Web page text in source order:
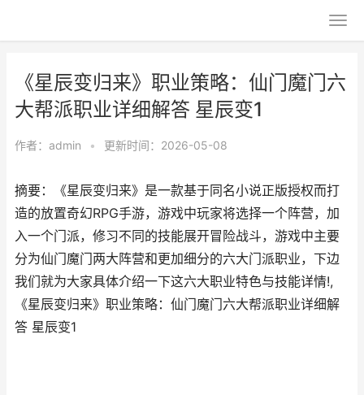
《星辰变归来》职业策略：仙门魔门六
大帮派职业详细解答 星辰变1
作者： admin • 更新时间：2026-05-08
摘要：《星辰变归来》是一款基于同名小说正版授权而打
造的放置奇幻RPG手游，游戏中玩家将选择一个阵营，加
入一个门派，修习不同的技能展开冒险战斗，游戏中主要
分为仙门魔门两大阵营和更加细分的六大门派职业，下边
我们就为大家具体介绍一下这六大职业特色与技能详情!,
《星辰变归来》职业策略：仙门魔门六大帮派职业详细解
答 星辰变1